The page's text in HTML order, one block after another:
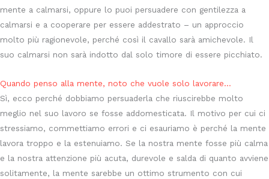
mente a calmarsi, oppure lo puoi persuadere con gentilezza a
calmarsi e a cooperare per essere addestrato – un approccio
molto più ragionevole, perché così il cavallo sarà amichevole. Il
suo calmarsi non sarà indotto dal solo timore di essere picchiato.
Quando penso alla mente, noto che vuole solo lavorare…
Sì, ecco perché dobbiamo persuaderla che riuscirebbe molto
meglio nel suo lavoro se fosse addomesticata. Il motivo per cui ci
stressiamo, commettiamo errori e ci esauriamo è perché la mente
lavora troppo e la estenuiamo. Se la nostra mente fosse più calma
e la nostra attenzione più acuta, durevole e salda di quanto avviene
solitamente, la mente sarebbe un ottimo strumento con cui